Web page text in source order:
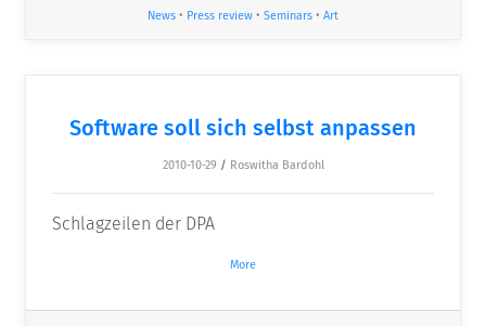
News • Press review • Seminars • Art
Software soll sich selbst anpassen
2010-10-29 / Roswitha Bardohl
Schlagzeilen der DPA
More